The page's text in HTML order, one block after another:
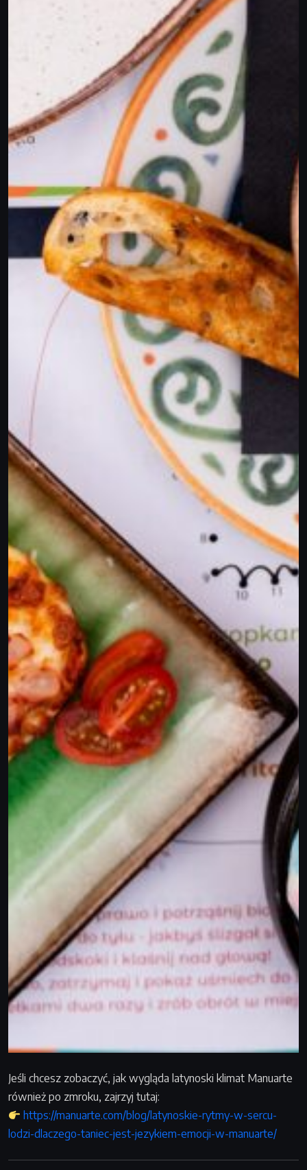
Jeśli chcesz zobaczyć, jak wygląda latynoski klimat Manuarte
również po zmroku, zajrzyj tutaj:
https://manuarte.com/blog/latynoskie-rytmy-w-sercu-
lodzi-dlaczego-taniec-jest-jezykiem-emocji-w-manuarte/